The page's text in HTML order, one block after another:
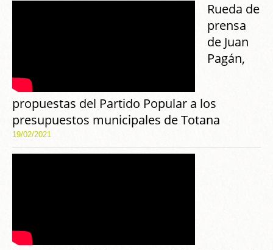
Rueda de
prensa
de Juan
Pagán,
propuestas del Partido Popular a los
presupuestos municipales de Totana
19/02/2021